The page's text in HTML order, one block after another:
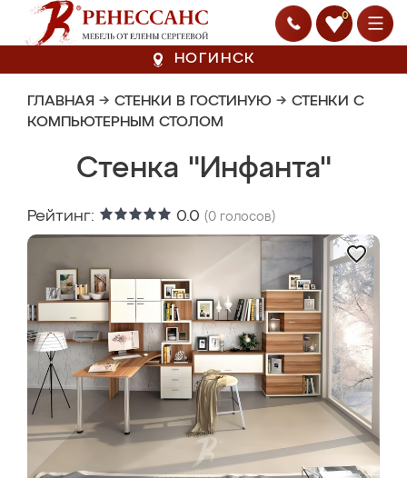
0
НОГИНСК
ГЛАВНАЯ → СТЕНКИ В ГОСТИНУЮ → СТЕНКИ С
КОМПЬЮТЕРНЫМ СТОЛОМ
Стенка "Инфанта"
Рейтинг: 0.0 (0 голосов)